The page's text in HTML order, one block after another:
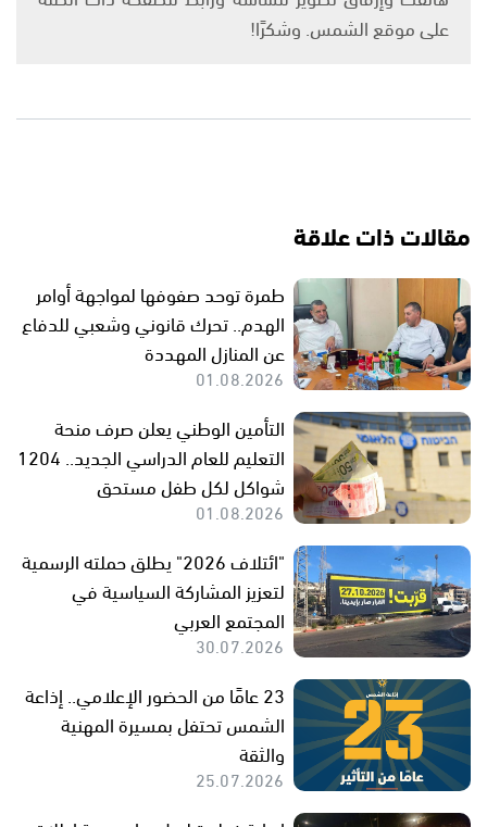
على موقع الشمس. وشكرًا!
مقالات ذات علاقة
طمرة توحد صفوفها لمواجهة أوامر
الهدم.. تحرك قانوني وشعبي للدفاع
عن المنازل المهددة
01.08.2026
التأمين الوطني يعلن صرف منحة
التعليم للعام الدراسي الجديد.. 1204
شواكل لكل طفل مستحق
01.08.2026
"ائتلاف 2026" يطلق حملته الرسمية
لتعزيز المشاركة السياسية في
المجتمع العربي
30.07.2026
23 عامًا من الحضور الإعلامي.. إذاعة
الشمس تحتفل بمسيرة المهنية
والثقة
25.07.2026